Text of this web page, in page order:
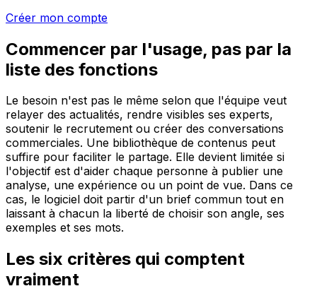
Créer mon compte
Commencer par l'usage, pas par la
liste des fonctions
Le besoin n'est pas le même selon que l'équipe veut
relayer des actualités, rendre visibles ses experts,
soutenir le recrutement ou créer des conversations
commerciales. Une bibliothèque de contenus peut
suffire pour faciliter le partage. Elle devient limitée si
l'objectif est d'aider chaque personne à publier une
analyse, une expérience ou un point de vue. Dans ce
cas, le logiciel doit partir d'un brief commun tout en
laissant à chacun la liberté de choisir son angle, ses
exemples et ses mots.
Les six critères qui comptent
vraiment